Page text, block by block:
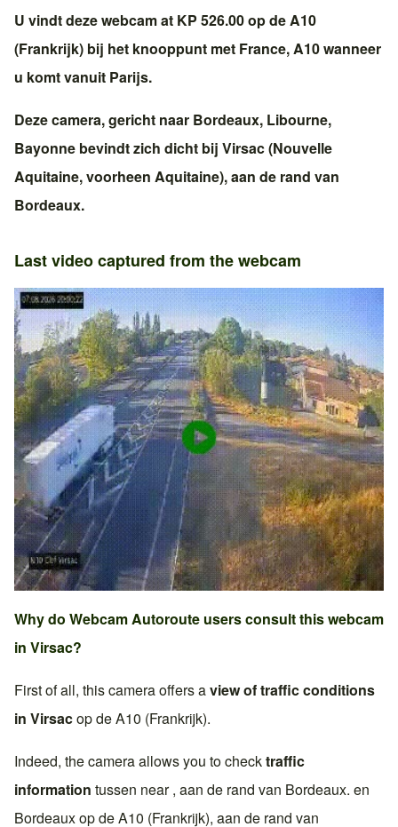
U vindt deze webcam at KP 526.00 op de A10
(Frankrijk) bij het knooppunt met France, A10wanneer
u komt vanuit Parijs.
Deze camera, gericht naar Bordeaux, Libourne,
Bayonne bevindt zich dicht bij Virsac(Nouvelle
Aquitaine, voorheen Aquitaine), aan de rand van
Bordeaux.
Last video captured from the webcam
Why do Webcam Autoroute users consult this webcam
in Virsac?
First of all, this camera offers aview of traffic conditions
in Virsacop deA10 (Frankrijk).
Indeed, the camera allows you to checktraffic
information tussen near , aan de rand van Bordeaux. en
Bordeauxop deA10 (Frankrijk), aan de rand van